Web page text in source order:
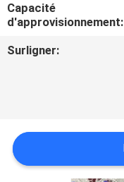
NOUVELLES
PLAN
Capacité
d'approvisionnement:
Surligner: